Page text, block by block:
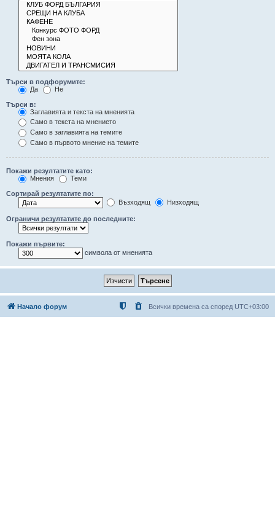
Търси в подфорумите:
Да
Не
Търси в:
Заглавията и текста на мненията
Само в текста на мнението
Само в заглавията на темите
Само в първото мнение на темите
Покажи резултатите като:
Мнения
Теми
Сортирай резултатите по:
Възходящ
Низходящ
Ограничи резултатите до последните:
Покажи първите:
символа от мненията
Начало форум Всички времена са според UTC+03:00